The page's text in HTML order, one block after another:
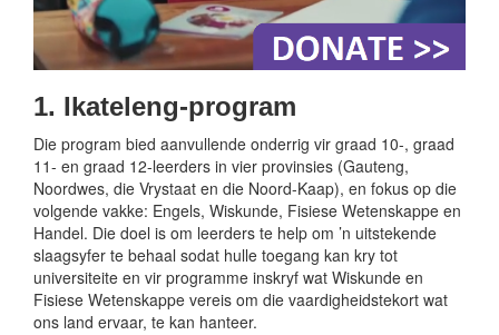
1. Ikateleng-program
Die program bied aanvullende onderrig vir graad 10-, graad
11- en graad 12-leerders in vier provinsies (Gauteng,
Noordwes, die Vrystaat en die Noord-Kaap), en fokus op die
volgende vakke: Engels, Wiskunde, Fisiese Wetenskappe en
Handel. Die doel is om leerders te help om ’n uitstekende
slaagsyfer te behaal sodat hulle toegang kan kry tot
universiteite en vir programme inskryf wat Wiskunde en
Fisiese Wetenskappe vereis om die vaardigheidstekort wat
ons land ervaar, te kan hanteer.